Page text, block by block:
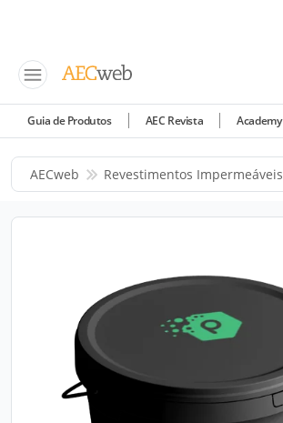
Guia de Produtos AEC Revista Academy
AECweb Revestimentos Impermeáveis